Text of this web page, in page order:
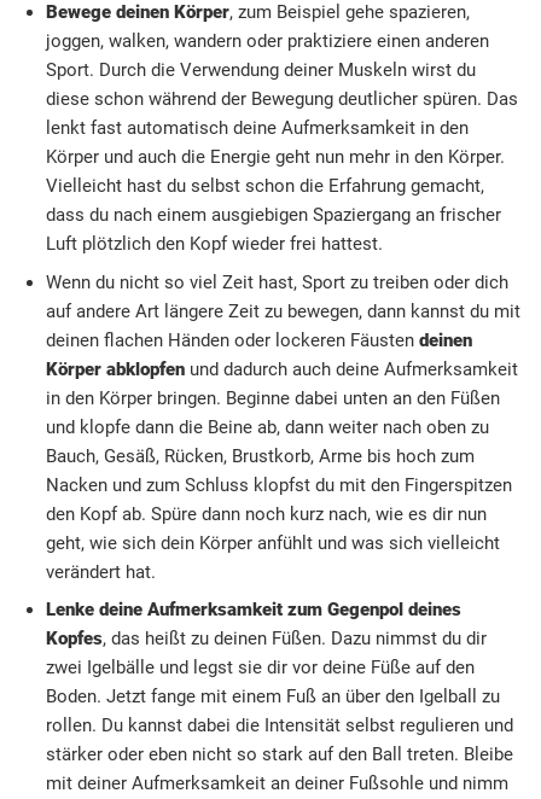
Bewege deinen Körper, zum Beispiel gehe spazieren,
joggen, walken, wandern oder praktiziere einen anderen
Sport. Durch die Verwendung deiner Muskeln wirst du
diese schon während der Bewegung deutlicher spüren. Das
lenkt fast automatisch deine Aufmerksamkeit in den
Körper und auch die Energie geht nun mehr in den Körper.
Vielleicht hast du selbst schon die Erfahrung gemacht,
dass du nach einem ausgiebigen Spaziergang an frischer
Luft plötzlich den Kopf wieder frei hattest.
Wenn du nicht so viel Zeit hast, Sport zu treiben oder dich
auf andere Art längere Zeit zu bewegen, dann kannst du mit
deinen flachen Händen oder lockeren Fäusten deinen
Körper abklopfenund dadurch auch deine Aufmerksamkeit
in den Körper bringen. Beginne dabei unten an den Füßen
und klopfe dann die Beine ab, dann weiter nach oben zu
Bauch, Gesäß, Rücken, Brustkorb, Arme bis hoch zum
Nacken und zum Schluss klopfst du mit den Fingerspitzen
den Kopf ab. Spüre dann noch kurz nach, wie es dir nun
geht, wie sich dein Körper anfühlt und was sich vielleicht
verändert hat.
Lenke deine Aufmerksamkeit zum Gegenpol deines
Kopfes, das heißt zu deinen Füßen. Dazu nimmst du dir
zwei Igelbälle und legst sie dir vor deine Füße auf den
Boden. Jetzt fange mit einem Fuß an über den Igelball zu
rollen. Du kannst dabei die Intensität selbst regulieren und
stärker oder eben nicht so stark auf den Ball treten. Bleibe
mit deiner Aufmerksamkeit an deiner Fußsohle und nimm